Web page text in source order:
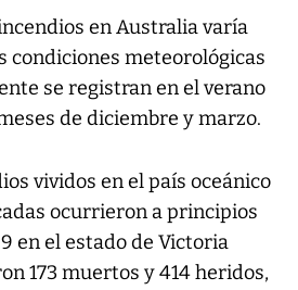
en Australia varía
condiciones meteorológicas
se registran en el verano
de diciembre y marzo.
vividos en el país oceánico
ocurrieron a principios
en el estado de Victoria
173 muertos y 414 heridos,